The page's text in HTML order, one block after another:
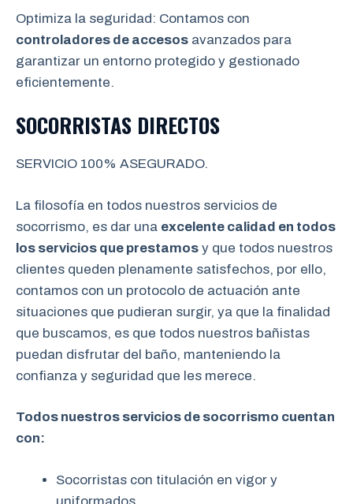
Optimiza la seguridad: Contamos con
controladores de accesos avanzados para
garantizar un entorno protegido y gestionado
eficientemente.
SOCORRISTAS DIRECTOS
SERVICIO 100% ASEGURADO.
La filosofía en todos nuestros servicios de
socorrismo, es dar una excelente calidad en todos
los servicios que prestamos y que todos nuestros
clientes queden plenamente satisfechos, por ello,
contamos con un protocolo de actuación ante
situaciones que pudieran surgir, ya que la finalidad
que buscamos, es que todos nuestros bañistas
puedan disfrutar del baño, manteniendo la
confianza y seguridad que les merece.
Todos nuestros servicios de socorrismo cuentan
con:
Socorristas con titulación en vigor y
uniformados.